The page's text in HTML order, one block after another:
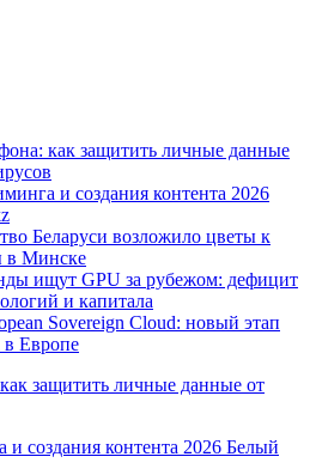
как защитить личные данные
и создания контента 2026
Беларуси возложило цветы к
в Минске
ищут GPU за рубежом: дефицит
и капитала
Sovereign Cloud: новый этап
в Европе
защитить личные данные от
создания контента 2026 Белый